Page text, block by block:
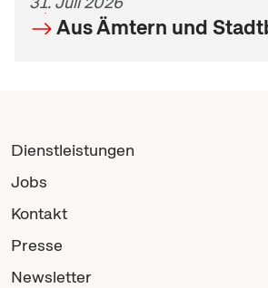
Aus Ämtern und
Dienstleistungen
Jobs
Kontakt
Presse
Newsletter